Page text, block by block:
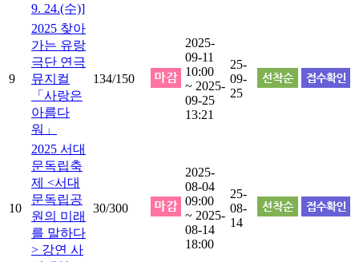
9. 24.(수)]
9
2025 찾아
가는 유랑
극단 연극
뮤지컬
「사랑은
아름다
워」
134/150
2025-
09-11
10:00
~ 2025-
09-25
13:21
25-
09-
25
10
2025 서대
문독립축
제 <서대
문독립공
원의 미래
를 말하다
> 강연 사
30/300
2025-
08-04
09:00
~ 2025-
08-14
18:00
25-
08-
14